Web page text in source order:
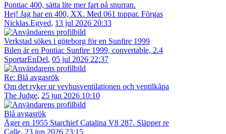
Pontiac 400, sätta lite mer fart på snurran.
Hej! Jag har en 400, XX. Med 061 toppar. Förgas
Nicklas.Egyed, 13 jul 2026 20:33
Verkstad sökes i göteborg för en Sunfire 1999
Bilen är en Pontiac Sunfire 1999, convertable, 2.4
SportarEnDel, 05 jul 2026 22:37
Re: Blå avgasrök
Om det ryker ur vevhusventilationen och ventilkåpa
The Judge, 25 jun 2026 10:10
Blå avgasrök
Äger en 1955 Starchief Catalina V8 287. Släpper re
Calle, 23 jun 2026 23:15